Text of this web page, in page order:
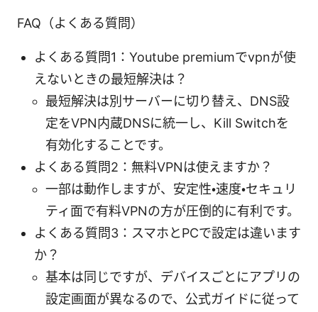
FAQ（よくある質問）
よくある質問1：Youtube premiumでvpnが使
えないときの最短解決は？
最短解決は別サーバーに切り替え、DNS設
定をVPN内蔵DNSに統一し、Kill Switchを
有効化することです。
よくある質問2：無料VPNは使えますか？
一部は動作しますが、安定性・速度・セキュリ
ティ面で有料VPNの方が圧倒的に有利です。
よくある質問3：スマホとPCで設定は違います
か？
基本は同じですが、デバイスごとにアプリの
設定画面が異なるので、公式ガイドに従って